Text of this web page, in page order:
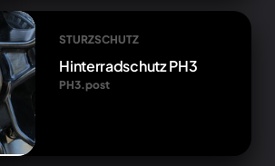
STURZSCHUTZ
Hinterradschutz PH3
PH3.post